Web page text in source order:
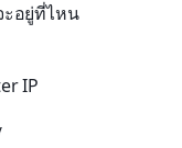
ะอยู่ที่ไหน
IP